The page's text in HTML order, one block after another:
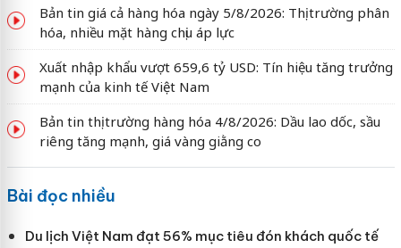
Bản tin giá cả hàng hóa ngày 5/8/2026: Thị trường phân
hóa, nhiều mặt hàng chịu áp lực
Xuất nhập khẩu vượt 659,6 tỷ USD: Tín hiệu tăng trưởng
mạnh của kinh tế Việt Nam
Bản tin thị trường hàng hóa 4/8/2026: Dầu lao dốc, sầu
riêng tăng mạnh, giá vàng giằng co
Bài đọc nhiều
Du lịch Việt Nam đạt 56% mục tiêu đón khách quốc tế